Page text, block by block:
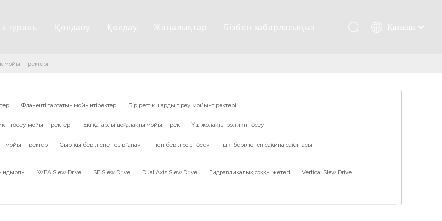
туралы Қолдану Қолдау Жаңалықтар Бізбен хабарласыңыз Қазақша
Español
мойынтіректері
Фланецті тартатын мойынтіректер Бір реттік шарды тіреу мойынтіректері
төсеу мойынтіректері Екі қатарлы доңғалақты мойынтірек Үш жолақты роликті төсеу
мойынтіректер Сыртқы беріліспен сырғанау Тісті беріліссіз төсеу Ішкі беріліспен сақина сақинасы
WEA Slew Drive SE Slew Drive Dual Axis Slew Drive Гидравликалық соққы жетегі Vertical Slew Drive